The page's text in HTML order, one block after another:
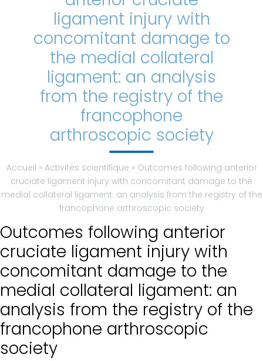
ligament injury with
concomitant damage to
the medial collateral
ligament: an analysis
from the registry of the
francophone
arthroscopic society
Accueil » Activités scientifique » Outcomes following anterior
cruciate ligament injury with concomitant damage to the
medial collateral ligament: an analysis from the registry of the
francophone arthroscopic society
Outcomes following anterior
cruciate ligament injury with
concomitant damage to the
medial collateral ligament: an
analysis from the registry of the
francophone arthroscopic
society
Classification
AMI
Prévention
Contactez-
général
Accueil
Equipe
Mais c’est
quoi
Fellowship
La
Hanche